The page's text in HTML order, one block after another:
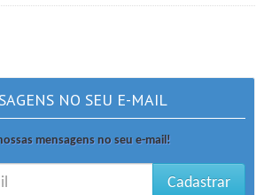
NO SEU E-MAIL
mensagens no seu e-mail!
Cadastrar